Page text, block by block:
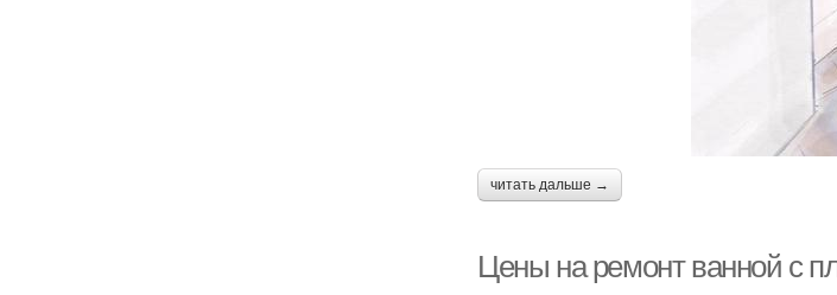
читать дальше →
Цены на ремонт ванной с